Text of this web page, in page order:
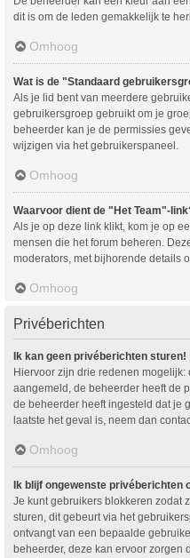
dit is om de leden gemakkelijk te
Omhoog
Wat is de "Standaard
Als je lid bent van meerdere
gebruikersgroep gebruikt om je
beheerder kan je de permissies
wijzigen via het gebruikerspaneel.
Omhoog
Waarvoor dient de "Het Team"-
Als je op deze link klikt, kom je op
mensen die het forum beheren.
moderators, met bijhorende details
Omhoog
Privéberichten
Ik kan geen privéberichten sturen!
Hiervoor zijn drie redenen
aangemeld, de beheerder heeft de
de beheerder heeft ingesteld dat je
laatste het geval is, neem dan
Omhoog
Ik blijf ongewenste privéberichten
Je kunt gebruikers blokkeren zodat
sturen, dit gebeurt via het
ontvangt van een bepaalde
beheerder, deze kan ervoor zorgen